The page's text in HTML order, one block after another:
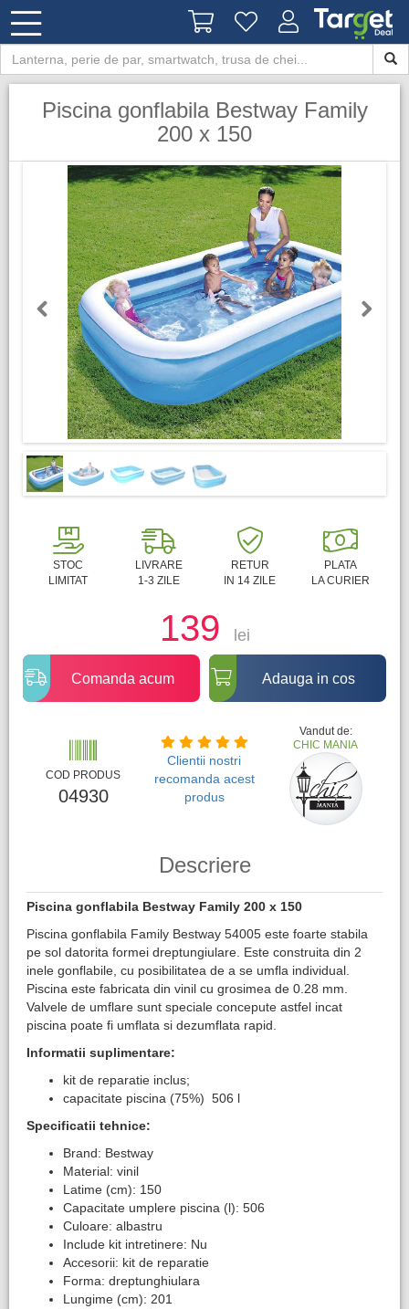
Piscina gonflabila Bestway Family
200 x 150
Previous
STOC
LIMITAT
LIVRARE
1-3 ZILE
RETUR
IN 14 ZILE
PLATA
LA CURIER
139 lei
Comanda acum Adauga in cos
COD PRODUS
04930
Clientii nostri
recomanda acest
produs
Vandut de:
CHIC MANIA
Descriere
Piscina gonflabila Bestway Family 200 x 150
Piscina gonflabila Family Bestway 54005 este foarte stabila
pe sol datorita formei dreptungiulare. Este construita din 2
inele gonflabile, cu posibilitatea de a se umfla individual.
Piscina este fabricata din vinil cu grosimea de 0.28 mm.
Valvele de umflare sunt speciale concepute astfel incat
piscina poate fi umflata si dezumflata rapid.
Informatii suplimentare:
kit de reparatie inclus;
capacitate piscina (75%) 506 l
Specificatii tehnice:
Brand: Bestway
Material: vinil
Latime (cm): 150
Capacitate umplere piscina (l): 506
Culoare: albastru
Include kit intretinere: Nu
Accesorii: kit de reparatie
Forma: dreptunghiulara
Lungime (cm): 201